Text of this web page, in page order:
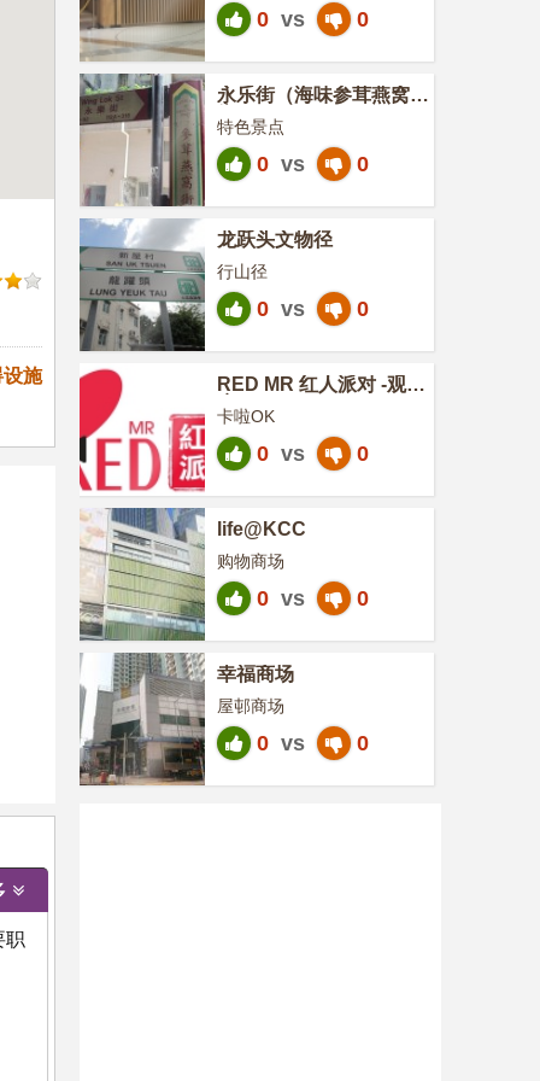
施
职
0 vs 0
永乐街（海味参茸燕窝
街）
特色景点
0 vs 0
龙跃头文物径
行山径
0 vs 0
RED MR 红人派对 -观塘
店
卡啦OK
0 vs 0
life@KCC
购物商场
0 vs 0
幸福商场
屋邨商场
0 vs 0